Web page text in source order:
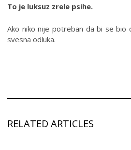
To je luksuz zrele psihe.
Ako niko nije potreban da bi se bio
svesna odluka.
RELATED ARTICLES